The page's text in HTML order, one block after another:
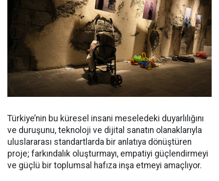
Türkiye’nin bu küresel insani meseledeki duyarlılığını
ve duruşunu, teknoloji ve dijital sanatın olanaklarıyla
uluslararası standartlarda bir anlatıya dönüştüren
proje; farkındalık oluşturmayı, empatiyi güçlendirmeyi
ve güçlü bir toplumsal hafıza inşa etmeyi amaçlıyor.